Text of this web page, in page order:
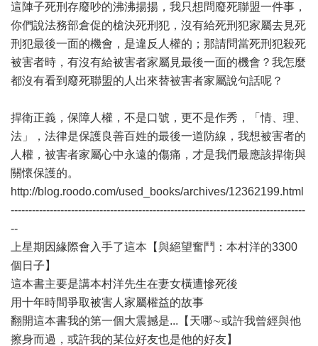
這陣子死刑存廢吵的沸沸揚揚，我只想問廢死聯盟一件事，
你們說法務部倉促的槍決死刑犯，沒有給死刑犯家屬去見死
刑犯最後一面的機會，是違反人權的；那請問當死刑犯殺死
被害者時，有沒有給被害者家屬見最後一面的機會？我怎麼
都沒有看到廢死聯盟的人出來替被害者家屬說句話呢？
捍衛正義，保障人權，不是口號，更不是作秀，「情、理、
法」，法律是保護良善百姓的最後一道防線，我想被害者的
人權，被害者家屬心中永遠的傷痛，才是我們最應該捍衛與
關懷保護的。
http://blog.roodo.com/used_books/archives/12362199.html
-----------------------------------------------------------------------------------
--
上星期因緣際會入手了這本【與絕望奮鬥：本村洋的3300
個日子】
這本書主要是講本村洋先生在妻女橫遭慘死後
用十年時間爭取被害人家屬權益的故事
翻開這本書我的第一個大震撼是...【天哪∼或許我曾經與他
擦身而過，或許我的某位好友也是他的好友】